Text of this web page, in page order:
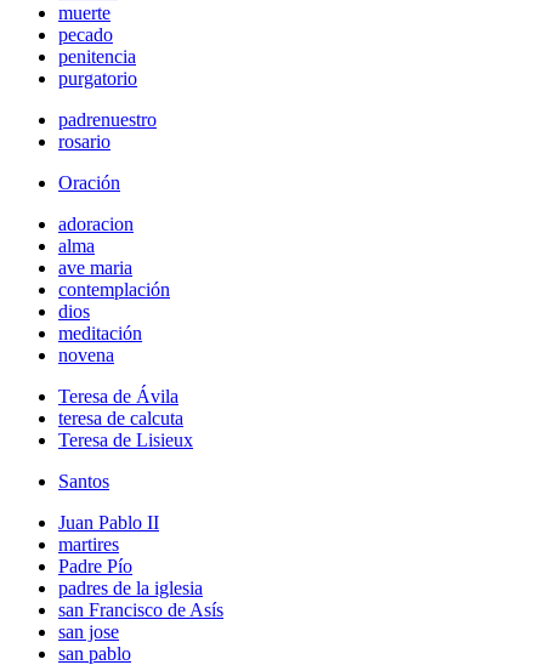
muerte
pecado
penitencia
purgatorio
padrenuestro
rosario
Oración
adoracion
alma
ave maria
contemplación
dios
meditación
novena
Teresa de Ávila
teresa de calcuta
Teresa de Lisieux
Santos
Juan Pablo II
martires
Padre Pío
padres de la iglesia
san Francisco de Asís
san jose
san pablo